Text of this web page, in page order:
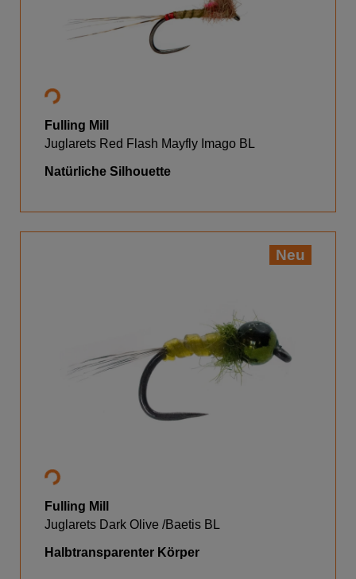
Fulling Mill
Juglarets Red Flash Mayfly Imago BL
Natürliche Silhouette
Neu
Fulling Mill
Juglarets Dark Olive /Baetis BL
Halbtransparenter Körper